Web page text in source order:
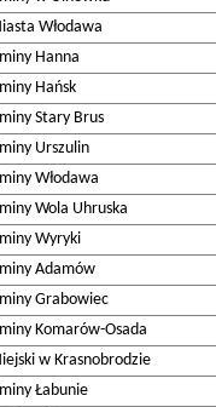
Włodawa
Hanna
Hańsk
Stary Brus
Urszulin
Włodawa
Wola Uhruska
Wyryki
Adamów
Grabowiec
Komarów-Osada
w Krasnobrodzie
Łabunie